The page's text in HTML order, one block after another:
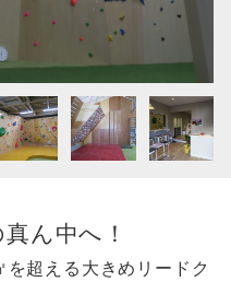
ん中へ！
超える大きめリードク